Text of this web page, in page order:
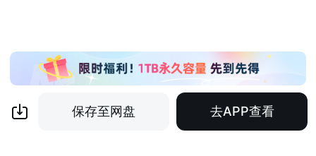
保存至网盘 去APP查看